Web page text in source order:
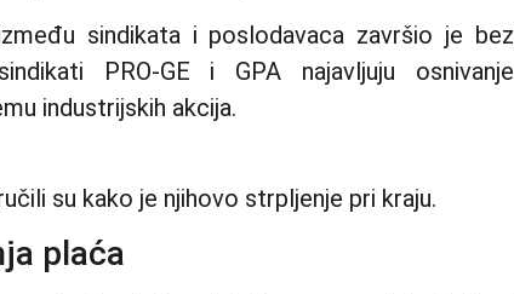
sindikata i poslodavaca završio je bez
PRO-GE i GPA najavljuju osnivanje
industrijskih akcija.
su kako je njihovo strpljenje pri kraju.
plaća